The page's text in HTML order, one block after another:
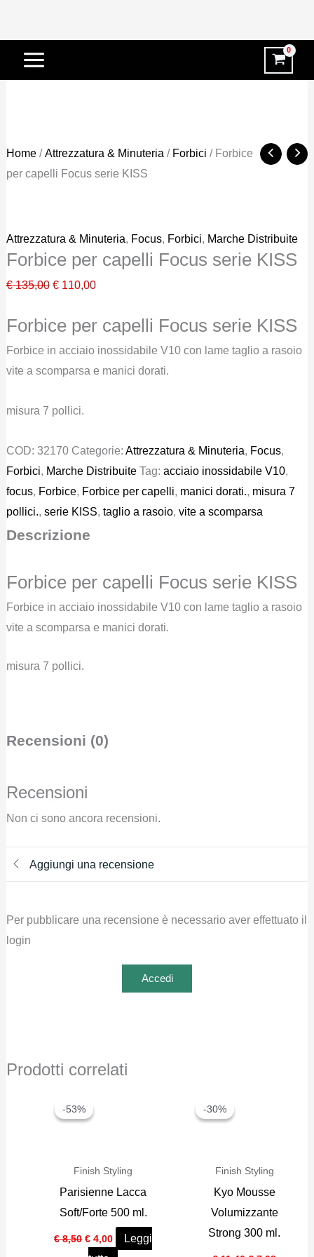
-19%
Home/Attrezzatura & Minuteria / Forbici / Forbice
per capelli Focus serie KISS
Attrezzatura & Minuteria, Focus, Forbici, Marche Distribuite
Forbice per capelli Focus serie KISS
€135,00 Il
originale
era:
€ 135,00.
€110,00Il
attuale
è:
€ 110,00.
Forbice per capelli Focus serie KISS
Forbice in acciaio inossidabile V10 con lame taglio a rasoio
vite a scomparsa e manici dorati.
misura 7 pollici.
COD: 32170 Categorie: Attrezzatura & Minuteria, Focus,
Forbici, Marche Distribuite Tag: acciaio inossidabile V10,
focus, Forbice, Forbice per capelli, manici dorati., misura 7
pollici., serie KISS, taglio a rasoio, vite a scomparsa
Descrizione
Forbice per capelli Focus serie KISS
Forbice in acciaio inossidabile V10 con lame taglio a rasoio
vite a scomparsa e manici dorati.
misura 7 pollici.
Recensioni (0)
Recensioni
Non ci sono ancora recensioni.
Aggiungi una recensione
Per pubblicare una recensione è necessario aver effettuato il
login
Accedi
Prodotti correlati
-53%
-53%
Finish Styling
Parisienne Lacca
Soft/Forte 500 ml.
€8,50 Il
prezzo
€ 4,00
prezzo
Leggi
-30%
-30%
Finish Styling
Kyo Mousse
Volumizzante
Strong 300 ml.
Il